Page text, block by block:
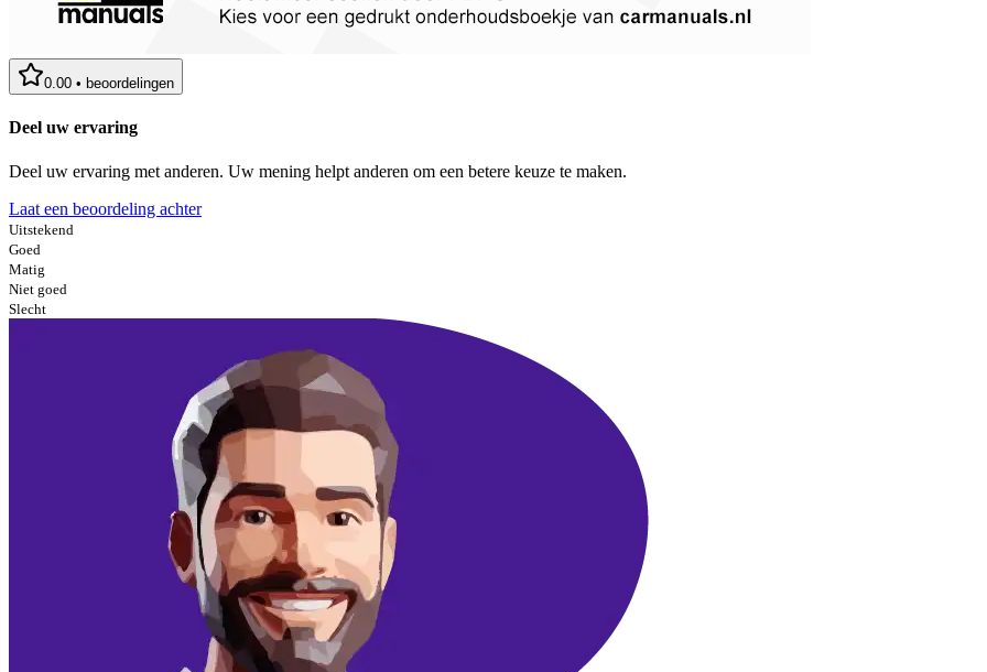
0.00 • beoordelingen
Deel uw ervaring
Deel uw ervaring met anderen. Uw mening helpt anderen om een betere keuze te maken.
Laat een beoordeling achter
Uitstekend
Goed
Matig
Niet goed
Slecht